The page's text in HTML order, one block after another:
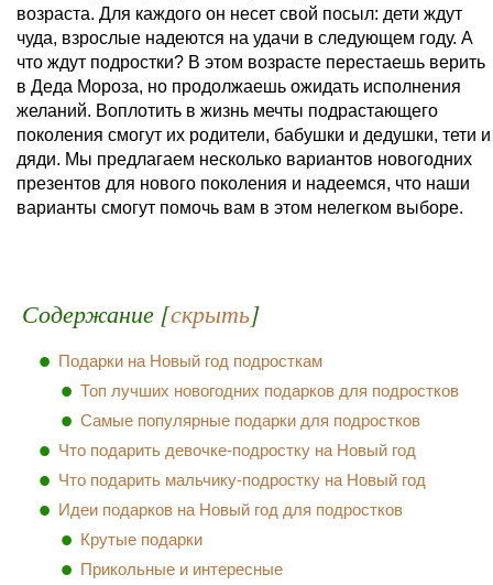
возраста. Для каждого он несет свой посыл: дети ждут
чуда, взрослые надеются на удачи в следующем году. А
что ждут подростки? В этом возрасте перестаешь верить
в Деда Мороза, но продолжаешь ожидать исполнения
желаний. Воплотить в жизнь мечты подрастающего
поколения смогут их родители, бабушки и дедушки, тети и
дяди. Мы предлагаем несколько вариантов новогодних
презентов для нового поколения и надеемся, что наши
варианты смогут помочь вам в этом нелегком выборе.
Содержание [скрыть]
Подарки на Новый год подросткам
Топ лучших новогодних подарков для подростков
Самые популярные подарки для подростков
Что подарить девочке-подростку на Новый год
Что подарить мальчику-подростку на Новый год
Идеи подарков на Новый год для подростков
Крутые подарки
Прикольные и интересные